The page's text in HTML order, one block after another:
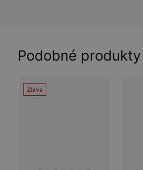
Podobné produkty
Zľava